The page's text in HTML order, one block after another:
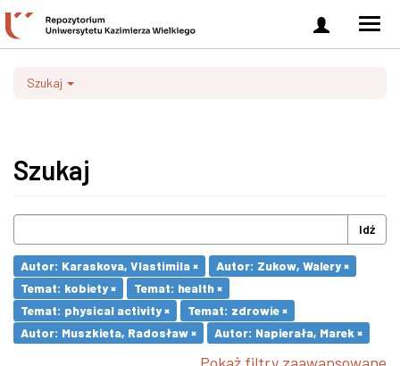
Zaloguj
się
Szukaj
Szukaj
Idź
Autor: Karaskova, Vlastimila ×
Autor: Zukow, Walery ×
Temat: kobiety ×
Temat: health ×
Temat: physical activity ×
Temat: zdrowie ×
Autor: Muszkieta, Radosław ×
Autor: Napierała, Marek ×